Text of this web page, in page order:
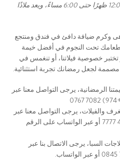
يتوفر “ذا سبا” يوميًا من الساعة 12:00 ظهرًا حتى 6:00 مساءً، ويعد ملاذًا
وكرم ضيافة دافئ في فندق ومنتجع
طعامك تحت النجوم في أفضل خيمة
في قطر لعام 2024، أو تختبر خصوصية فيلاتنا، أو تنغمس في
لجعل رمضانك تجربة استثنائية.
الرمضانية، يرجى التواصل معنا عبر
والفيلات، يرجى التواصل معنا عبر
الهاتف على الرقم (+974) 4444 7777 أو عبر الواتساب على الرقم
السبا، يرجى الاتصال بنا عبر